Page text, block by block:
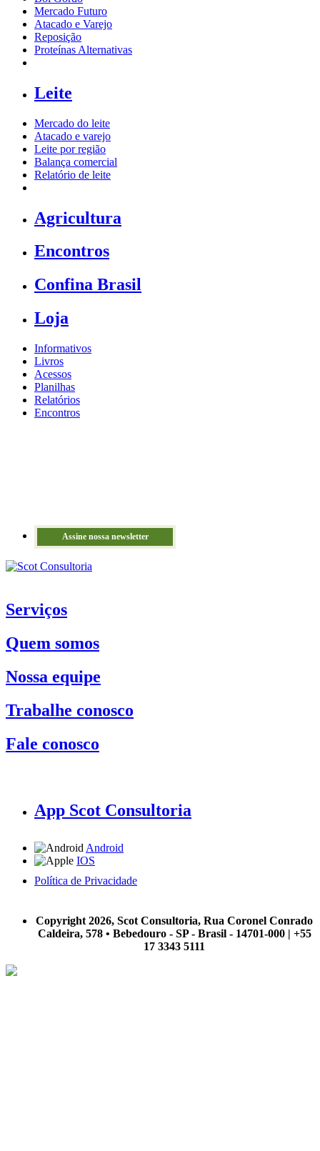
Mercado Futuro
Atacado e Varejo
Reposição
Proteínas Alternativas
Leite
Mercado do leite
Atacado e varejo
Leite por região
Balança comercial
Relatório de leite
Agricultura
Encontros
Confina Brasil
Loja
Informativos
Livros
Acessos
Planilhas
Relatórios
Encontros
Assine nossa newsletter
Serviços
Quem somos
Nossa equipe
Trabalhe conosco
Fale conosco
App Scot Consultoria
Android
IOS
Política de Privacidade
Copyright 2026, Scot Consultoria, Rua Coronel Conrado
Caldeira, 578 • Bebedouro - SP - Brasil - 14701-000 | +55
17 3343 5111